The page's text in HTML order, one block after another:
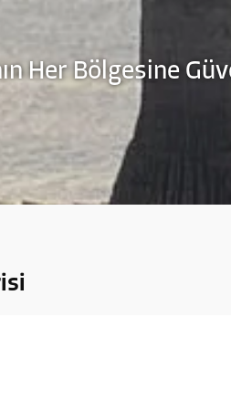
Her Bölgesine